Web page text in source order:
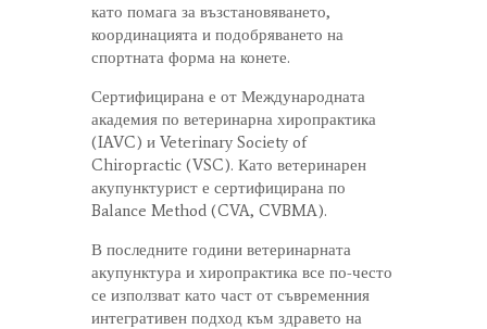
като помага за възстановяването,
координацията и подобряването на
спортната форма на конете.
Сертифицирана е от Международната
академия по ветеринарна хиропрактика
(IAVC) и Veterinary Society of
Chiropractic (VSC). Като ветеринарен
акупунктурист е сертифицирана по
Balance Method (CVA, CVBMA).
В последните години ветеринарната
акупунктура и хиропрактика все по-често
се използват като част от съвременния
интегративен подход към здравето на